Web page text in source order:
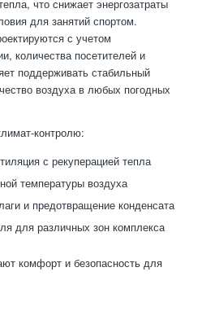
что снижает энергозатраты
для занятий спортом.
с учетом
количества посетителей и
поддерживать стабильный
воздуха в любых погодных
контролю:
с рекуперацией тепла
температуры воздуха
и предотвращение конденсата
для различных зон комплекса
комфорт и безопасность для